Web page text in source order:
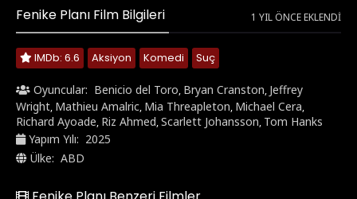
Fenike Planı Film Bilgileri 1 YIL ÖNCE EKLENDI
IMDb: 6.6 Aksiyon Komedi Suç
Oyuncular: Benicio del Toro, Bryan Cranston, Jeffrey
Wright, Mathieu Amalric, Mia Threapleton, Michael Cera,
Richard Ayoade, Riz Ahmed,Scarlett Johansson, Tom Hanks
Yapım Yılı: 2025
Ülke: ABD